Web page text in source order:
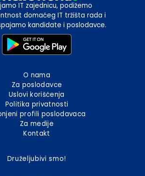
IT zajednicu, podižemo
domaćeg IT tržišta rada i
kandidate i poslodavce.
O nama
Za poslodavce
Uslovi korišćenja
Politika privatnosti
profili poslodavaca
Za medije
Kontakt
Druželjubivi smo!